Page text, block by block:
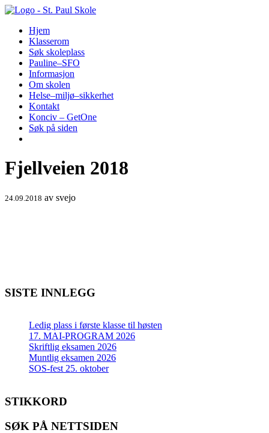
Hopp
innholdHjem
Klasserom
Søk skoleplass
Pauline–SFO
Informasjon
Om skolen
Helse–miljø–sikkerhet
Kontakt
Konciv – GetOne
Søk på siden
Fjellveien 2018
24.09.2018 av svejo
SISTE INNLEGG
Ledig plass i første klasse til høsten
17. MAI-PROGRAM 2026
Skriftlig eksamen 2026
Muntlig eksamen 2026
SOS-fest 25. oktober
STIKKORD
SØK PÅ NETTSIDEN